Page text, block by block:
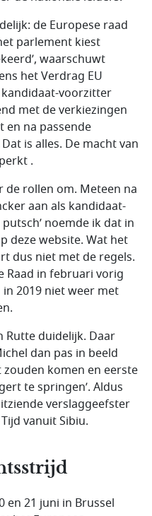
de Europese raad
parlement kiest
waarschuwt
het Verdrag EU
kandidaat-voorzitter
met de verkiezingen
en na passende
is alles. De macht van
.
de rollen om. Meteen na
aan als kandidaat-
noemde ik dat in
deze website. Wat het
dus niet met de regels.
Raad in februari vorig
2019 niet weer met
Rutte duidelijk. Daar
dan pas in beeld
zouden komen en eerste
te springen’. Aldus
verslaggeefster
vanuit Sibiu.
en 21 juni in Brussel